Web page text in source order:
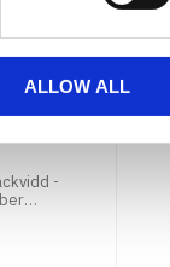
ALLOW ALL
-
7 års